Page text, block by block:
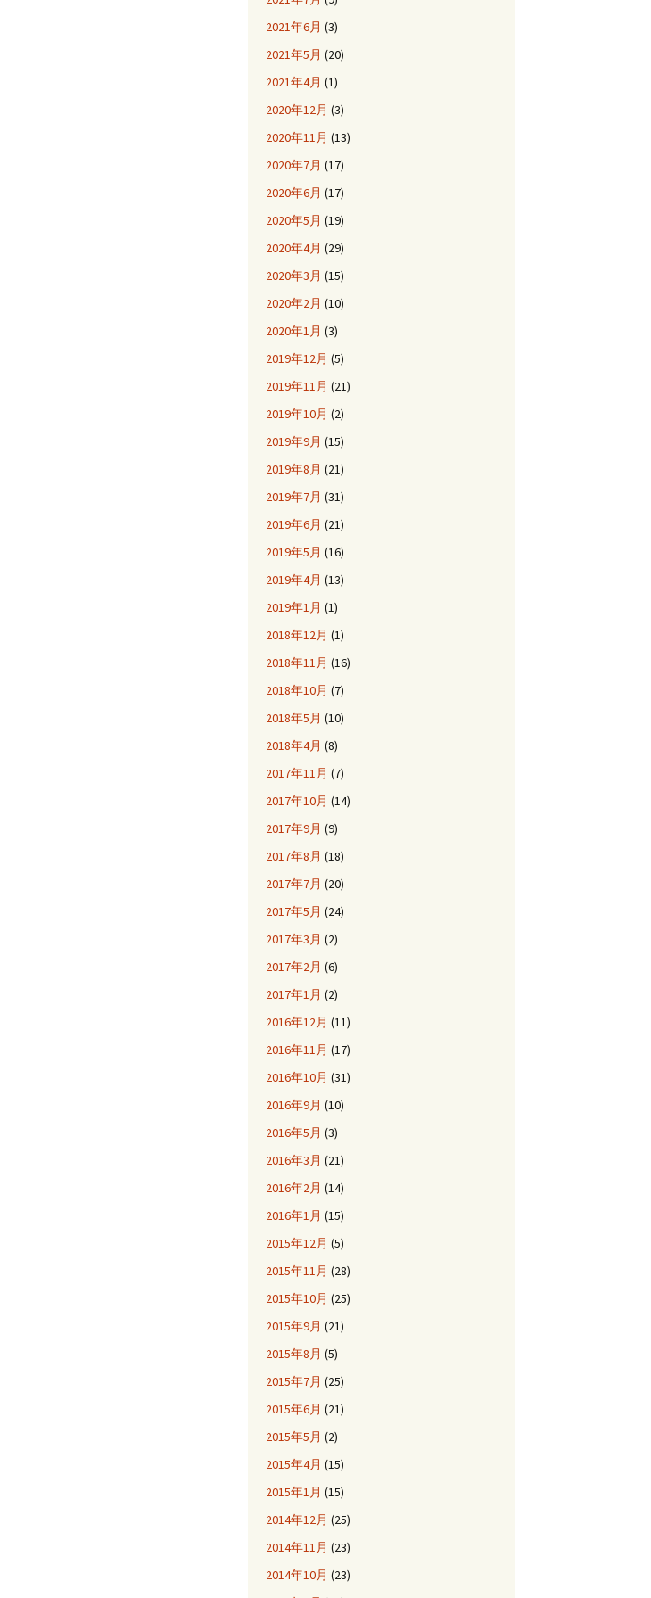
2021年6月 (3)
2021年5月 (20)
2021年4月 (1)
2020年12月 (3)
2020年11月 (13)
2020年7月 (17)
2020年6月 (17)
2020年5月 (19)
2020年4月 (29)
2020年3月 (15)
2020年2月 (10)
2020年1月 (3)
2019年12月 (5)
2019年11月 (21)
2019年10月 (2)
2019年9月 (15)
2019年8月 (21)
2019年7月 (31)
2019年6月 (21)
2019年5月 (16)
2019年4月 (13)
2019年1月 (1)
2018年12月 (1)
2018年11月 (16)
2018年10月 (7)
2018年5月 (10)
2018年4月 (8)
2017年11月 (7)
2017年10月 (14)
2017年9月 (9)
2017年8月 (18)
2017年7月 (20)
2017年5月 (24)
2017年3月 (2)
2017年2月 (6)
2017年1月 (2)
2016年12月 (11)
2016年11月 (17)
2016年10月 (31)
2016年9月 (10)
2016年5月 (3)
2016年3月 (21)
2016年2月 (14)
2016年1月 (15)
2015年12月 (5)
2015年11月 (28)
2015年10月 (25)
2015年9月 (21)
2015年8月 (5)
2015年7月 (25)
2015年6月 (21)
2015年5月 (2)
2015年4月 (15)
2015年1月 (15)
2014年12月 (25)
2014年11月 (23)
2014年10月 (23)